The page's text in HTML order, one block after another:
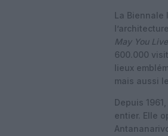
La Biennale
May You
600.000
lieux
mais aussi
Depuis
entier. Elle